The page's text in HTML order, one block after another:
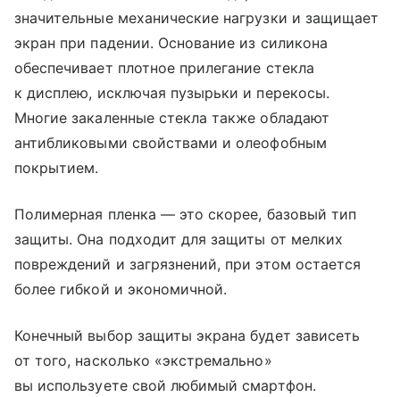
значительные механические нагрузки и защищает
экран при падении. Основание из силикона
обеспечивает плотное прилегание стекла
к дисплею, исключая пузырьки и перекосы.
Многие закаленные стекла также обладают
антибликовыми свойствами и олеофобным
покрытием.
Полимерная пленка — это скорее, базовый тип
защиты. Она подходит для защиты от мелких
повреждений и загрязнений, при этом остается
более гибкой и экономичной.
Конечный выбор защиты экрана будет зависеть
от того, насколько «экстремально»
вы используете свой любимый смартфон.